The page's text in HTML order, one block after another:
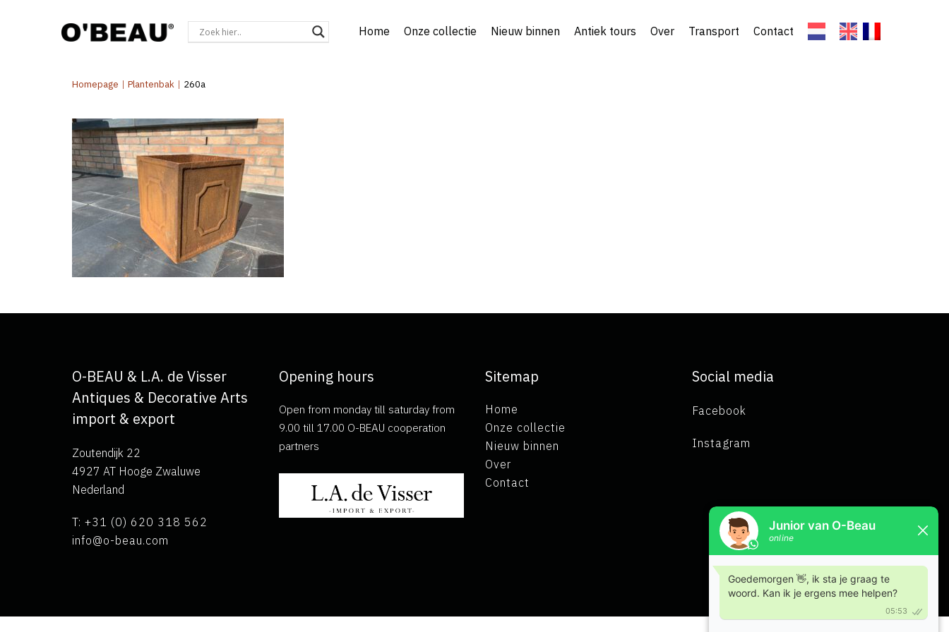
Home Onze collectie Nieuw binnen Antiek tours Over Transport Contact
Homepage | Plantenbak | 260a
O-BEAU & L.A. de Visser
Antiques & Decorative Arts
import & export
Zoutendijk 22
4927 AT Hooge Zwaluwe
Nederland
T: +31 (0) 620 318 562
info@o-beau.com
Opening hours
Open from monday till saturday from
9.00 till 17.00 O-BEAU cooperation
partners
Sitemap
Home
Onze collectie
Nieuw binnen
Over
Contact
Social media
Facebook
Instagram